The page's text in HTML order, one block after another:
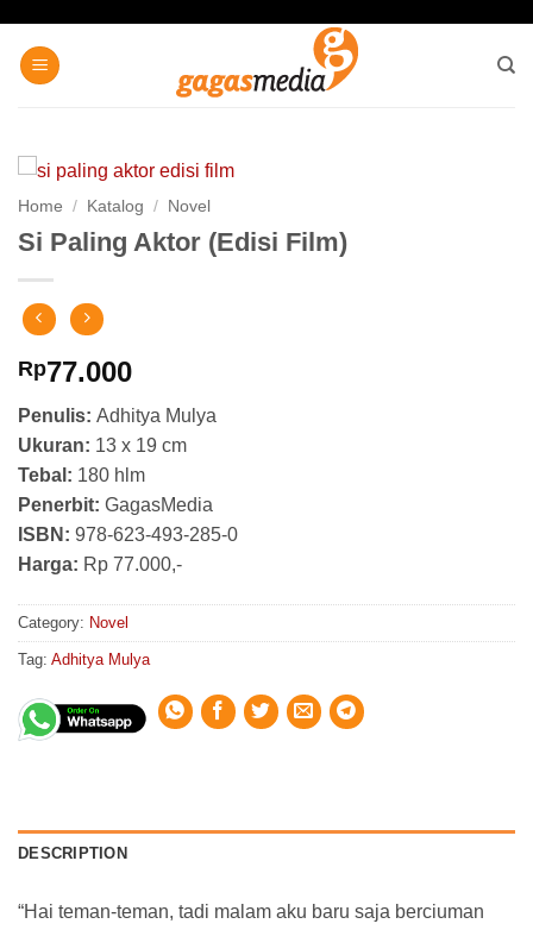
content
Home / Katalog / Novel
Si Paling Aktor (Edisi Film)
Rp77.000
Penulis: Adhitya Mulya
Ukuran: 13 x 19 cm
Tebal: 180 hlm
Penerbit: GagasMedia
ISBN: 978-623-493-285-0
Harga: Rp 77.000,-
Category: Novel
Tag: Adhitya Mulya
DESCRIPTION
“Hai teman-teman, tadi malam aku baru saja berciuman